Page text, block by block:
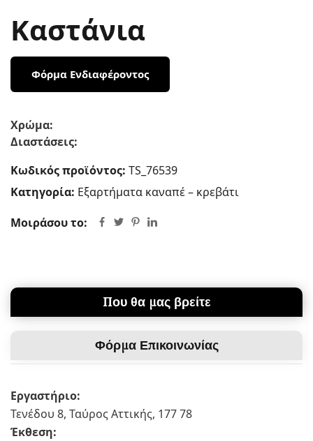
Καστάνια
Φόρμα Ενδιαφέροντος
Χρώμα:
Διαστάσεις:
Κωδικός προϊόντος: TS_76539
Κατηγορία: Εξαρτήματα καναπέ – κρεβάτι
Μοιράσου το:
Που θα μας βρείτε
Φόρμα Επικοινωνίας
Εργαστήριο:
Τενέδου 8, Ταύρος Αττικής, 177 78
Έκθεση: